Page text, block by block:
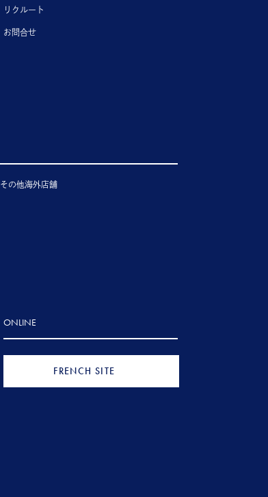
リクルート
お問合せ
その他海外店舗
ONLINE
FRENCH SITE